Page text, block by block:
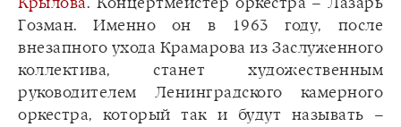
Гозман. Именно он в 1963 году, после
внезапного ухода Крамарова из Заслуженного
коллектива, станет художественным
руководителем Ленинградского камерного
оркестра, который так и будут называть –